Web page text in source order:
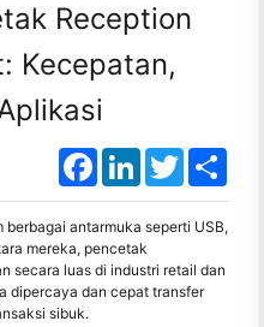
Reception
Kecepatan,
FacebookLinkedInTwitter
antarmuka seperti USB,
mereka, pencetak
secara luas di industri retail dan
dipercaya dan cepat transfer
sibuk.